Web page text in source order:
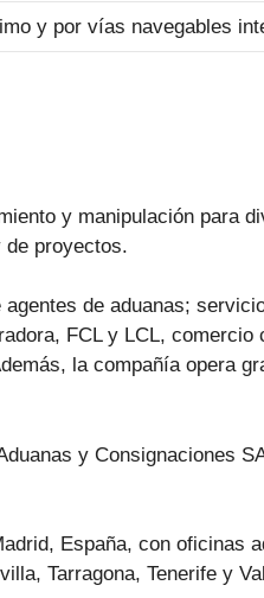
y por vías navegables
y manipulación para
de proyectos.
de aduanas;
FCL y LCL,
la compañía opera
y Consignaciones
España, con oficinas
Tarragona, Tenerife y